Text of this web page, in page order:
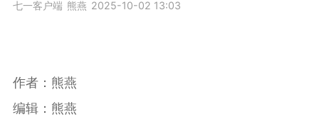
七一客户端 熊燕 2025-10-02 13:03
作者：熊燕
编辑：熊燕